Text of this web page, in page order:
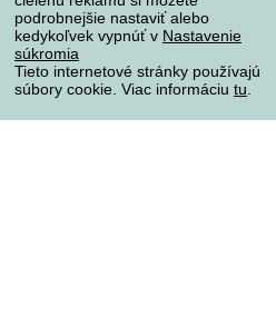
podrobnejšie nastaviť alebo
kedykoľvek vypnúť v Nastavenie
súkromia
Tieto internetové stránky používajú
súbory cookie. Viac informáciu tu